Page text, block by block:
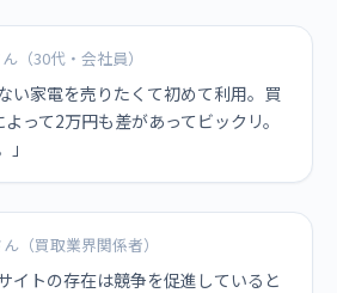
（30代・会社員）
い家電を売りたくて初めて利用。買
って2万円も差があってビックリ。
（買取業界関係者）
イトの存在は競争を促進していると